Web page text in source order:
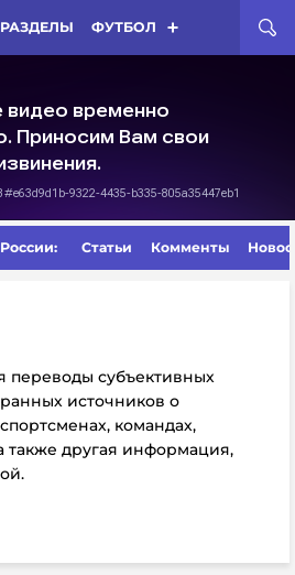
РАЗДЕЛЫ ФУТБОЛ
Статьи Комменты
переводы субъективных
источников о
командах,
также другая информация,